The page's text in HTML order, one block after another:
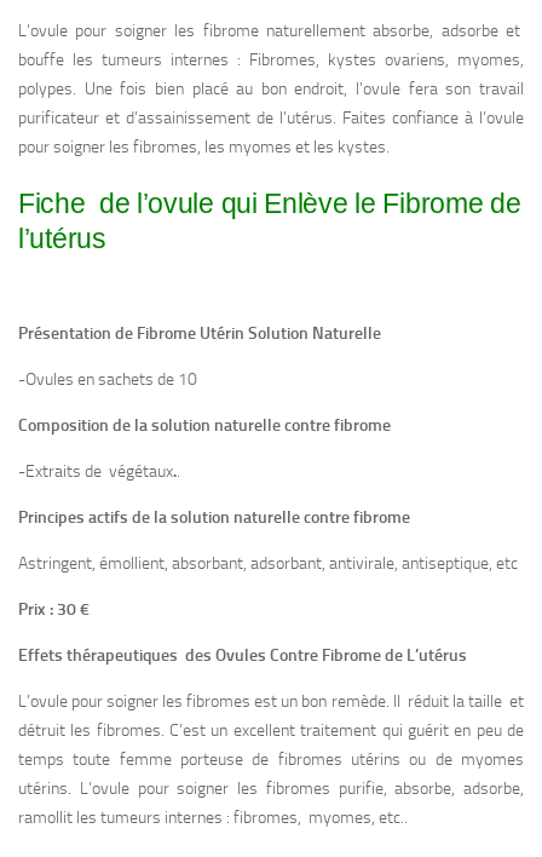
L’ovule pour soigner les fibrome naturellement absorbe, adsorbe et
bouffe les tumeurs internes : Fibromes, kystes ovariens, myomes,
polypes. Une fois bien placé au bon endroit, l’ovule fera son travail
purificateur et d’assainissement de l’utérus. Faites confiance à l’ovule
pour soigner les fibromes, les myomes et les kystes.
Fiche de l’ovule qui Enlève le Fibrome de
l’utérus
Présentation de Fibrome Utérin Solution Naturelle
-Ovules en sachets de 10
Composition de la solution naturelle contre fibrome
-Extraits de végétaux..
Principes actifs de la solution naturelle contre fibrome
Astringent, émollient, absorbant, adsorbant, antivirale, antiseptique, etc
Prix : 30 €
Effets thérapeutiques des Ovules Contre Fibrome de L’utérus
L’ovule pour soigner les fibromes est un bon remède. Il réduit la taille et
détruit les fibromes. C’est un excellent traitement qui guérit en peu de
temps toute femme porteuse de fibromes utérins ou de myomes
utérins. L’ovule pour soigner les fibromes purifie, absorbe, adsorbe,
ramollit les tumeurs internes : fibromes, myomes, etc..